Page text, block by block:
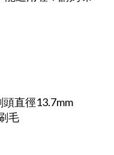
頭直徑13.7mm
毛